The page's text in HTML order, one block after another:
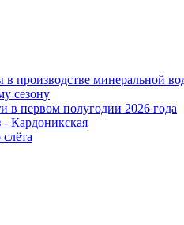
в производстве минеральной
сезону
в первом полугодии 2026 года
Кардоникская